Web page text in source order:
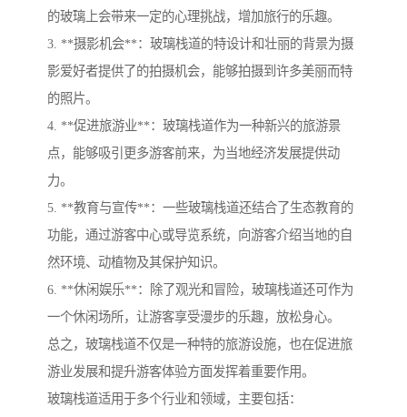
的玻璃上会带来一定的心理挑战，增加旅行的乐趣。
3. **摄影机会**：玻璃栈道的特设计和壮丽的背景为摄
影爱好者提供了的拍摄机会，能够拍摄到许多美丽而特
的照片。
4. **促进旅游业**：玻璃栈道作为一种新兴的旅游景
点，能够吸引更多游客前来，为当地经济发展提供动
力。
5. **教育与宣传**：一些玻璃栈道还结合了生态教育的
功能，通过游客中心或导览系统，向游客介绍当地的自
然环境、动植物及其保护知识。
6. **休闲娱乐**：除了观光和冒险，玻璃栈道还可作为
一个休闲场所，让游客享受漫步的乐趣，放松身心。
总之，玻璃栈道不仅是一种特的旅游设施，也在促进旅
游业发展和提升游客体验方面发挥着重要作用。
玻璃栈道适用于多个行业和领域，主要包括：